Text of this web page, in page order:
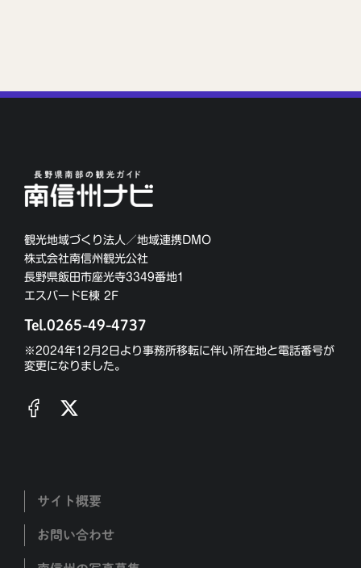
観光地域づくり法人／地域連携DMO
株式会社南信州観光公社
長野県飯田市座光寺3349番地1
エスバードE棟 2F
Tel.0265-49-4737
※2024年12月2日より事務所移転に伴い所在地と電話番号が
変更になりました。
サイト概要
お問い合わせ